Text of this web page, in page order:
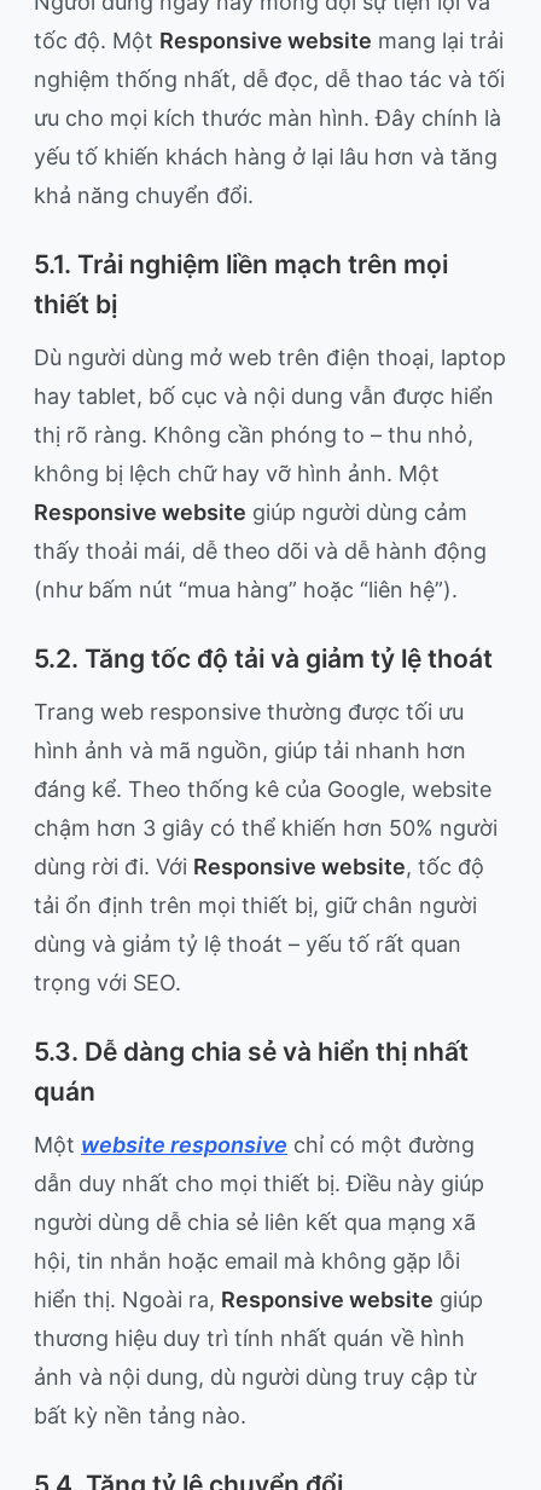
tốc độ. Một Responsive website mang lại trải
nghiệm thống nhất, dễ đọc, dễ thao tác và tối
ưu cho mọi kích thước màn hình. Đây chính là
yếu tố khiến khách hàng ở lại lâu hơn và tăng
khả năng chuyển đổi.
5.1. Trải nghiệm liền mạch trên mọi
thiết bị
Dù người dùng mở web trên điện thoại, laptop
hay tablet, bố cục và nội dung vẫn được hiển
thị rõ ràng. Không cần phóng to – thu nhỏ,
không bị lệch chữ hay vỡ hình ảnh. Một
Responsive website giúp người dùng cảm
thấy thoải mái, dễ theo dõi và dễ hành động
(như bấm nút “mua hàng” hoặc “liên hệ”).
5.2. Tăng tốc độ tải và giảm tỷ lệ thoát
Trang web responsive thường được tối ưu
hình ảnh và mã nguồn, giúp tải nhanh hơn
đáng kể. Theo thống kê của Google, website
chậm hơn 3 giây có thể khiến hơn 50% người
dùng rời đi. Với Responsive website, tốc độ
tải ổn định trên mọi thiết bị, giữ chân người
dùng và giảm tỷ lệ thoát – yếu tố rất quan
trọng với SEO.
5.3. Dễ dàng chia sẻ và hiển thị nhất
quán
Một website responsive chỉ có một đường
dẫn duy nhất cho mọi thiết bị. Điều này giúp
người dùng dễ chia sẻ liên kết qua mạng xã
hội, tin nhắn hoặc email mà không gặp lỗi
hiển thị. Ngoài ra, Responsive website giúp
thương hiệu duy trì tính nhất quán về hình
ảnh và nội dung, dù người dùng truy cập từ
bất kỳ nền tảng nào.